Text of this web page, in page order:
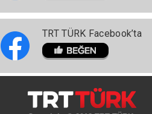
TRT TÜRK Facebook’ta